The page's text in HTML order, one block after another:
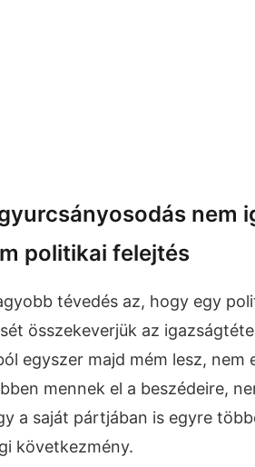
nem
politikai felejtés
tévedés az, hogy egy
összekeverjük az
egyszer majd mém lesz, nem
mennek el a beszédeire,
a saját pártjában is egyre
következmény.